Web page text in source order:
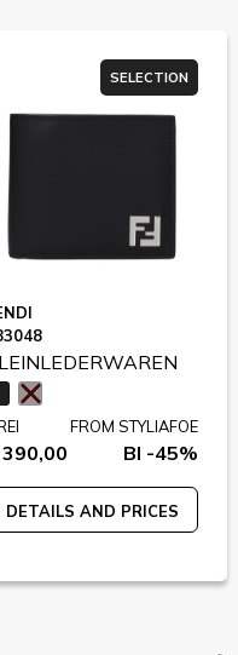
SELECTION
FROM STYLIAFOE
BI -45%
DETAILS AND PRICES